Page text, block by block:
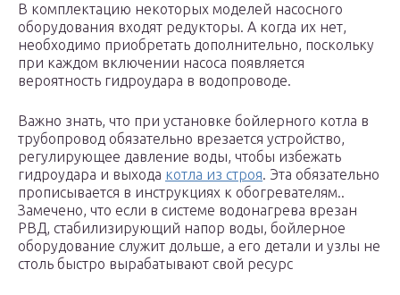
В комплектацию некоторых моделей насосного
оборудования входят редукторы. А когда их нет,
необходимо приобретать дополнительно, поскольку
при каждом включении насоса появляется
вероятность гидроудара в водопроводе.
Важно знать, что при установке бойлерного котла в
трубопровод обязательно врезается устройство,
регулирующее давление воды, чтобы избежать
гидроудара и выхода котла из строя. Эта обязательно
прописывается в инструкциях к обогревателям..
Замечено, что если в системе водонагрева врезан
РВД, стабилизирующий напор воды, бойлерное
оборудование служит дольше, а его детали и узлы не
столь быстро вырабатывают свой ресурс